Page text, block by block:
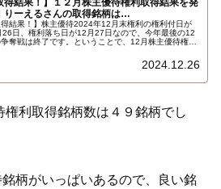
得結果！】１２月株主優待権利取得結果を発
りーえるさんの取得銘柄は…
得結果！】株主優待2024年12月末権利の権利付日が
26日、権利落ち日が12月27日なので、今年最後の12
争奪戦は終了です。ということで、12月株主優待権利
日興証券、楽天証券、ａｕカブコム証券、ＳＢＩ証券
2024.12.26
利取得銘柄数は４９銘柄でし
柄がいっぱいあるので、良い銘